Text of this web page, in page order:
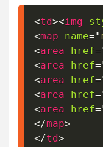
<td><img
<map name="
<area href=
<area href=
<area href=
<area href=
<area href=
</map>
</td>